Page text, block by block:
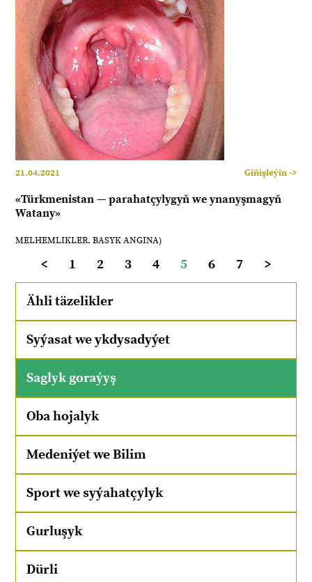
21.04.2021 Giňişleýin ->
«Türkmenistan — parahatçylygyň we ynanyşmagyň
Watany»
MELHEMLIKLER. BASYK ANGINA)
< 1 2 3 4 5 6 7 >
Ähli täzelikler
Syýasat we ykdysadyýet
Saglyk goraýyş
Oba hojalyk
Medeniýet we Bilim
Sport we syýahatçylyk
Gurluşyk
Dürli